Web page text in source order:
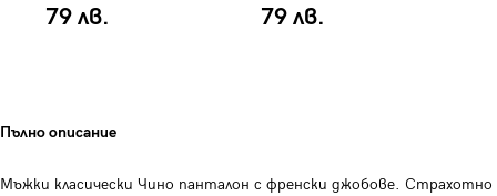
79 лв.
79 лв.
Пълно описание
Мъжки класически Чино панталон с френски джобове. Страхотно